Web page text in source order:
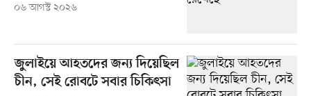
০৬ আগস্ট ২০২৬
জুলাইয়ে আহতদের জন্য দিয়েছিল
চীন, সেই রোবটে সবার চিকিৎসা